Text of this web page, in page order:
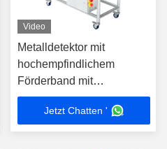
Video
Metalldetektor mit
hochempfindlichem
Förderband mit
Benutzerberechtigung und
Datenverwaltungsfunktion
Jetzt Chatten '